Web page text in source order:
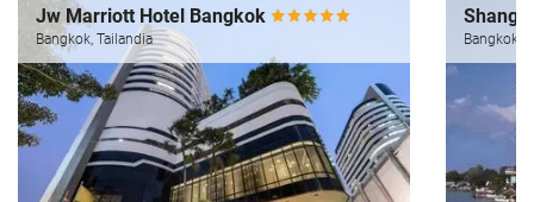
Jw Marriott Hotel Bangkok
Bangkok, Tailandia Bangkok,